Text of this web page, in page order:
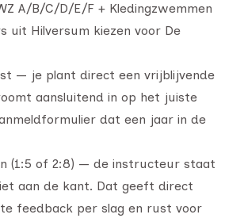
A/B/C/D/E/F + Kledingzwemmen
uit Hilversum kiezen voor De
— je plant direct een vrijblijvende
aansluitend in op het juiste
dat een jaar in de
(1:5 of 2:8) — de instructeur staat
aan de kant. Dat geeft direct
feedback per slag en rust voor